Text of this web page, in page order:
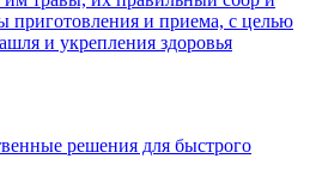
приготовления и приема, с целью
и укрепления здоровья
решения для быстрого